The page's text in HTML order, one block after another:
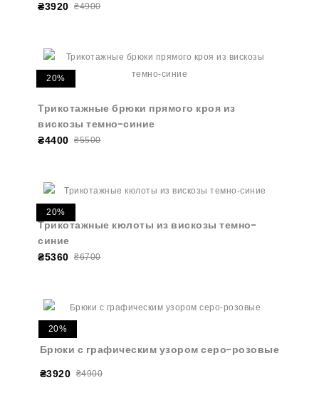
₴3920 ₴4900
20%
Трикотажные брюки прямого кроя из
вискозы темно-синие
₴4400 ₴5500
20%
Трикотажные кюлоты из вискозы темно-
синие
₴5360 ₴6700
20%
Брюки с графическим узором серо-розовые
₴3920 ₴4900